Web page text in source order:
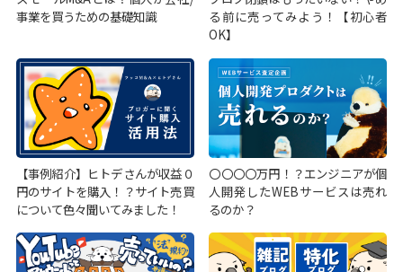
事業を買うための基礎知識
る前に売ってみよう！【初心者
OK】
【事例紹介】ヒトデさんが収益０
円のサイトを購入！？サイト売買
について色々聞いてみました！
〇〇〇〇万円！？エンジニアが個
人開発したWEBサービスは売れ
るのか？